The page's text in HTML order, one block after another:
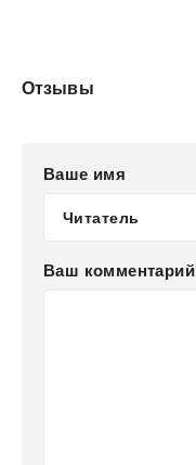
Отзывы
Ваше имя
Ваш комментарий